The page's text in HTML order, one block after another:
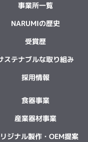
事業所一覧
NARUMIの歴史
受賞歴
ステナブルな取り組み
採用情報
食器事業
産業器材事業
ジナル製作・OEM提案